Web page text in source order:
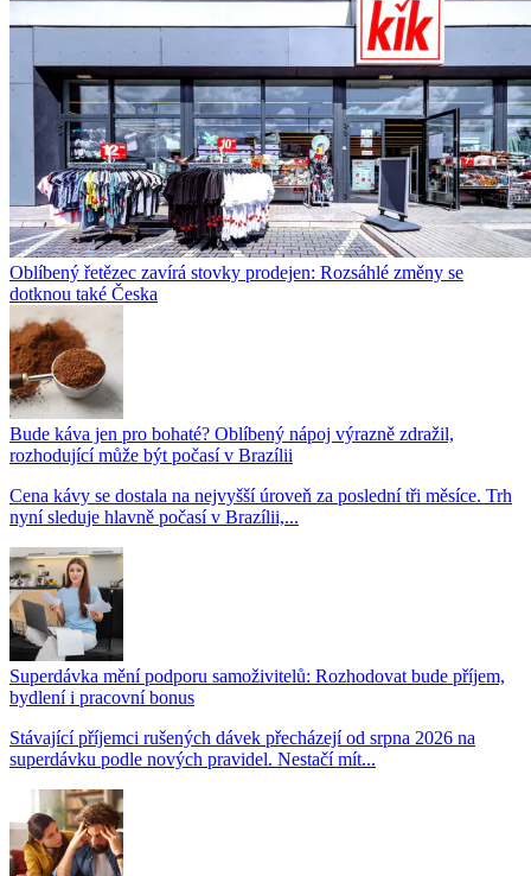
Oblíbený řetězec zavírá stovky prodejen: Rozsáhlé změny se
dotknou také Česka
Bude káva jen pro bohaté? Oblíbený nápoj výrazně zdražil,
rozhodující může být počasí v Brazílii
Cena kávy se dostala na nejvyšší úroveň za poslední tři měsíce. Trh
nyní sleduje hlavně počasí v Brazílii,...
Superdávka mění podporu samoživitelů: Rozhodovat bude příjem,
bydlení i pracovní bonus
Stávající příjemci rušených dávek přecházejí od srpna 2026 na
superdávku podle nových pravidel. Nestačí mít...